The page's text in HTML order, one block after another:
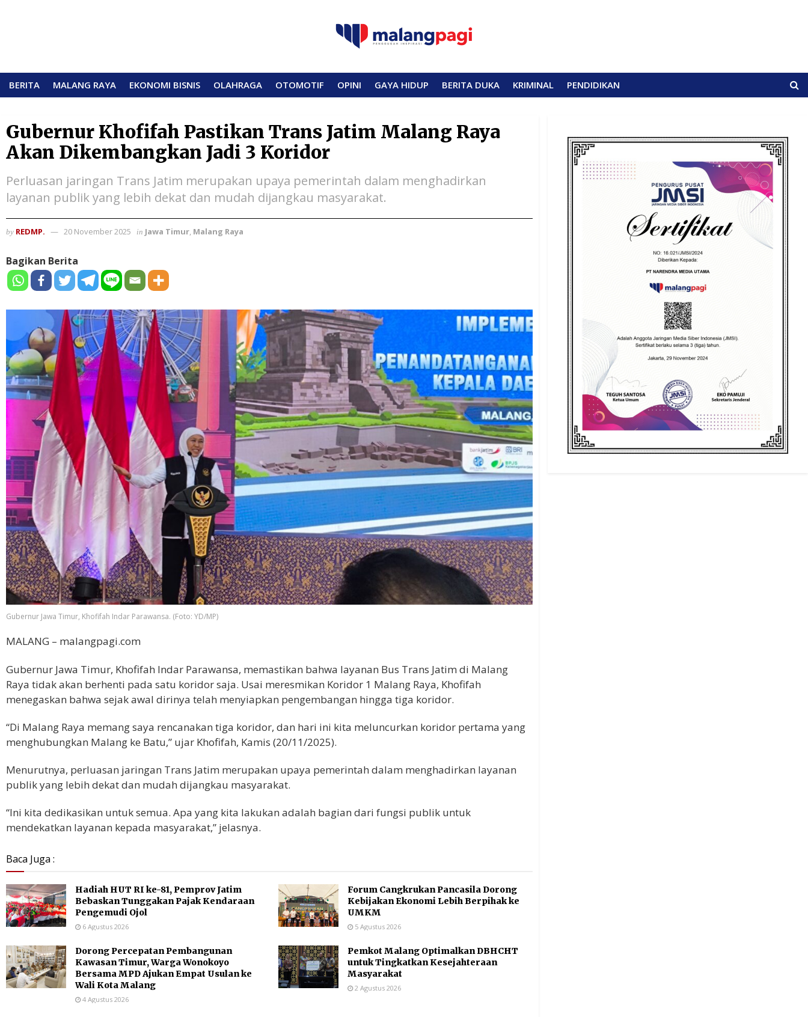
BERITA MALANG RAYA EKONOMI BISNIS OLAHRAGA OTOMOTIF OPINI GAYA HIDUP BERITA DUKA KRIMINAL PENDIDIKAN
Gubernur Khofifah Pastikan Trans Jatim Malang Raya
Akan Dikembangkan Jadi 3 Koridor
Perluasan jaringan Trans Jatim merupakan upaya pemerintah dalam menghadirkan
layanan publik yang lebih dekat dan mudah dijangkau masyarakat.
by REDMP. 20 November 2025 in Jawa Timur Malang Raya
Bagikan Berita
Gubernur Jawa Timur, Khofifah Indar Parawansa. (Foto: YD/MP)
MALANG – malangpagi.com
Gubernur Jawa Timur, Khofifah Indar Parawansa, memastikan bahwa layanan Bus Trans Jatim di Malang
Raya tidak akan berhenti pada satu koridor saja. Usai meresmikan Koridor 1 Malang Raya, Khofifah
menegaskan bahwa sejak awal dirinya telah menyiapkan pengembangan hingga tiga koridor.
“Di Malang Raya memang saya rencanakan tiga koridor, dan hari ini kita meluncurkan koridor pertama yang
menghubungkan Malang ke Batu,” ujar Khofifah, Kamis (20/11/2025).
Menurutnya, perluasan jaringan Trans Jatim merupakan upaya pemerintah dalam menghadirkan layanan
publik yang lebih dekat dan mudah dijangkau masyarakat.
“Ini kita dedikasikan untuk semua. Apa yang kita lakukan adalah bagian dari fungsi publik untuk
mendekatkan layanan kepada masyarakat,” jelasnya.
Baca Juga :
Hadiah HUT RI ke-81, Pemprov Jatim
Bebaskan Tunggakan Pajak Kendaraan
Pengemudi Ojol
6 Agustus 2026
Forum Cangkrukan Pancasila Dorong
Kebijakan Ekonomi Lebih Berpihak ke
UMKM
5 Agustus 2026
Dorong Percepatan Pembangunan
Kawasan Timur, Warga Wonokoyo
Bersama MPD Ajukan Empat Usulan ke
Wali Kota Malang
4 Agustus 2026
Pemkot Malang Optimalkan DBHCHT
untuk Tingkatkan Kesejahteraan
Masyarakat
2 Agustus 2026